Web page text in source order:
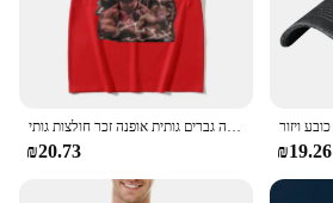
₪20.73 ₪19.26